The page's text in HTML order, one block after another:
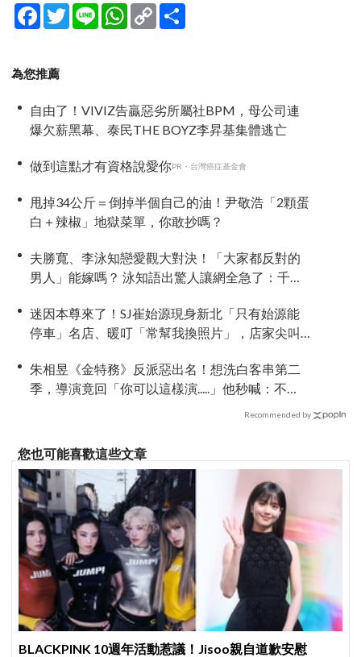
Facebook
TwitterLine WhatsApp
Copy
Link
為您推薦
自由了！VIVIZ告贏惡劣所屬社BPM，母公司連
爆欠薪黑幕、泰民THE BOYZ李昇基集體逃亡
做到這點才有資格說愛你PR・台灣癌症基金會
甩掉34公斤＝倒掉半個自己的油！尹敬浩「2顆蛋
白＋辣椒」地獄菜單，你敢抄嗎？
夫勝寬、李泳知戀愛觀大對決！「大家都反對的
男人」能嫁嗎？ 泳知語出驚人讓網全急了：千萬
迷因本尊來了！SJ崔始源現身新北「只有始源能
停車」名店、暖叮「常幫我換照片」，店家尖叫
朱相昱《金特務》反派惡出名！想洗白客串第二
季，導演竟回「你可以這樣演.....」他秒喊：不
Recommended by
您也可能喜歡這些文章
BLACKPINK 10週年活動惹議！Jisoo親自道歉安慰